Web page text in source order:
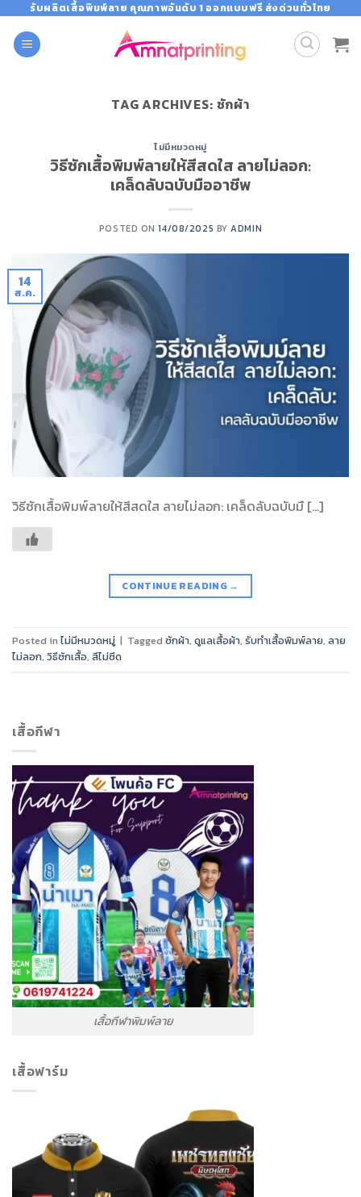
content
รับผลิตเสื้อพิมพ์ลาย คุณภาพอันดับ 1 ออกแบบฟรี ส่งด่วนทั่วไทย
TAG ARCHIVES: ซักผ้า
ไม่มีหมวดหมู่
วิธีซักเสื้อพิมพ์ลายให้สีสดใส ลายไม่ลอก:
เคล็ดลับฉบับมืออาชีพ
POSTED ON14/08/2025 BYADMIN
14
ส.ค.
วิธีซักเสื้อพิมพ์ลายให้สีสดใส ลายไม่ลอก: เคล็ดลับฉบับมื […]
CONTINUE READING →
Posted in ไม่มีหมวดหมู่ | Tagged ซักผ้า, ดูแลเสื้อผ้า, รับทำเสื้อพิมพ์ลาย, ลาย
ไม่ลอก, วิธีซักเสื้อ, สีไม่ซีด
เสื้อกีฬา
เสื้อกีฬาพิมพ์ลาย
เสื้อฟาร์ม